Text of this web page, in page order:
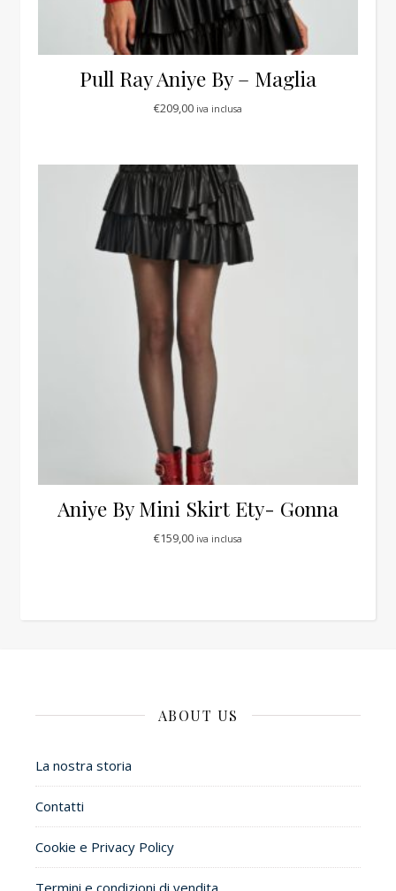
Pull Ray Aniye By – Maglia
€209,00 iva inclusa
Aniye By Mini Skirt Ety- Gonna
€159,00 iva inclusa
ABOUT US
La nostra storia
Contatti
Cookie e Privacy Policy
Termini e condizioni di vendita